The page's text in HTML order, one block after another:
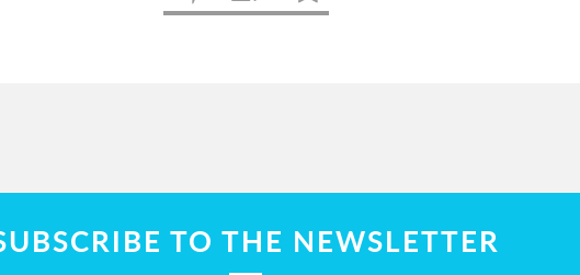
TO THE NEWSLETTER